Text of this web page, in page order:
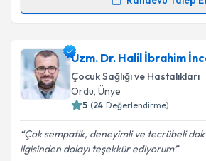
için bir takvim hazırlandığında e-
bilgilendireceğiz.
E-posta Adresiniz
Uzm. Dr. Halil İbrahim
Çocuk Sağlığı ve Hastalıkları
Ordu, Ünye
5 (24 Değerlendirme)
Çok sempatik, deneyimli ve tecrübeli
ilgisinden dolayı teşekkür ediyorum